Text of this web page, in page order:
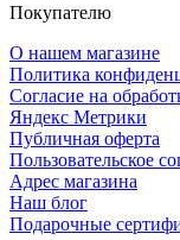
Покупателю
О нашем магазине
Политика
Согласие на
Яндекс Метрики
Публичная оферта
Пользовательское
Адрес магазина
Наш блог
Подарочные